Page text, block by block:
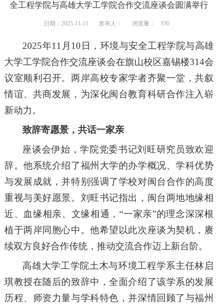
全工程学院与高雄大学工学院合作交流座谈会圆满举行
日期：2025-11-11 发布人： 浏览量： 330
2025年11月10日，环境与安全工程学院与高雄
大学工学院合作交流座谈会在旗山校区嘉锡楼314会
议室顺利召开。两岸高校专家学者齐聚一堂，共叙
情谊、共商发展，为深化闽台教育科研合作注入崭
新动力。
致辞寄愿景，共话一家亲
座谈会伊始，学院党委书记刘旺研究员致欢迎
辞。他系统介绍了福州大学的办学概况、学科优势
与发展成就，并特别强调了学校对闽台合作的高度
重视与美好愿景。刘旺书记指出，闽台两地地缘相
近、血缘相亲、文缘相通，“一家亲”的理念深深根
植于两岸同胞心中。他希望以此次座谈为契机，赓
续双方良好合作传统，推动交流合作迈上新台阶。
高雄大学工学院土木与环境工程学系主任林启
琪教授在随后的致辞中，全面介绍了该学系的发展
历程、师资力量与学科特色，并深情回顾了与福州